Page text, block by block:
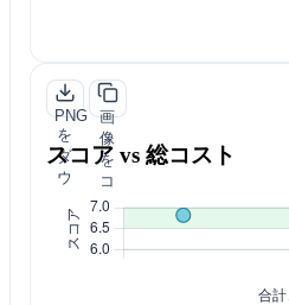
PNG
を
ダ
ウ
ロ
ー
画
像
を
コ
ピ
ー
スコア vs 総コスト